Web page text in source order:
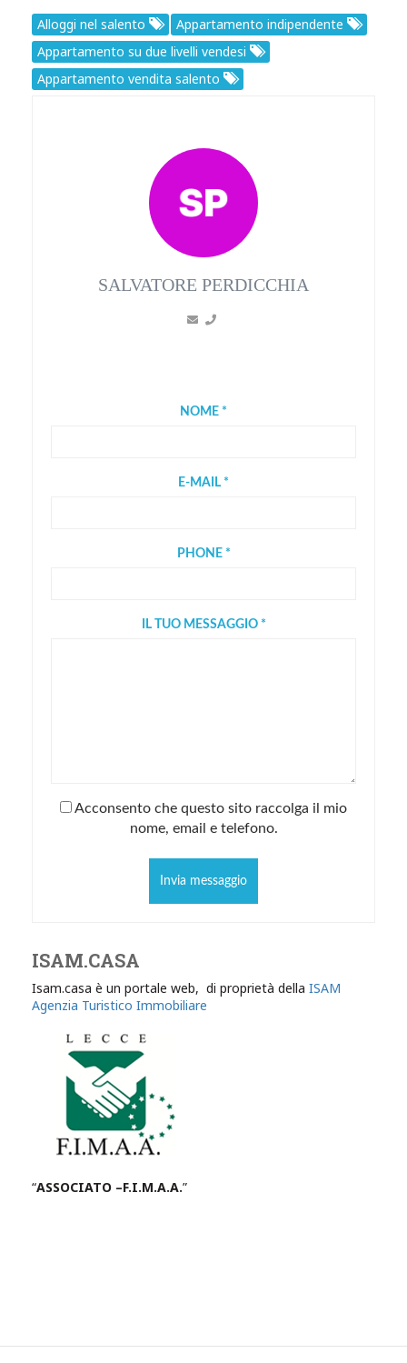
Alloggi nel salento
Appartamento indipendente
Appartamento su due livelli vendesi
Appartamento vendita salento
SALVATORE PERDICCHIA
NOME *
E-MAIL *
PHONE *
IL TUO MESSAGGIO *
Acconsento che questo sito raccolga il mio
nome, email e telefono.
Invia messaggio
ISAM.CASA
Isam.casa è un portale web, di proprietà della ISAM
Agenzia Turistico Immobiliare
“ASSOCIATO –F.I.M.A.A.”